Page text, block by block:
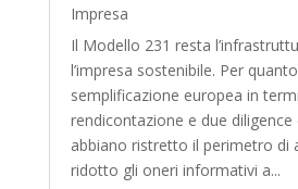
Impresa
Il Modello 231 resta
l’impresa sostenibile. Per
semplificazione europea in
rendicontazione e due
abbiano ristretto il perimetro di
ridotto gli oneri informativi a...